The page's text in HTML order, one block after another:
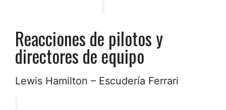
Reacciones de pilotos y
directores de equipo
Lewis Hamilton – Escudería Ferrari